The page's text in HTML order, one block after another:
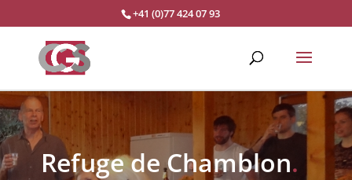
+41 (0)77 424 07 93
Refuge de Chamblon.